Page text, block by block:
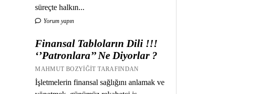
süreçte halkın...
Yorum yapın
Finansal Tabloların Dili !!!
‘’Patronlara’’ Ne Diyorlar ?
MAHMUT BOZYIĞIT TARAFINDAN
İşletmelerin finansal sağlığını anlamak ve